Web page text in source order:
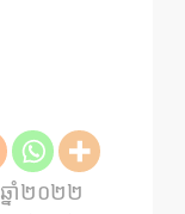
នាំ២០២២